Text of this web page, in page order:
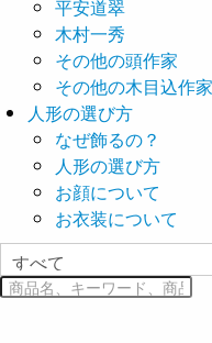
平安道翠
木村一秀
その他の頭作家
その他の木目込作家
人形の選び方
なぜ飾るの？
人形の選び方
お顔について
お衣装について